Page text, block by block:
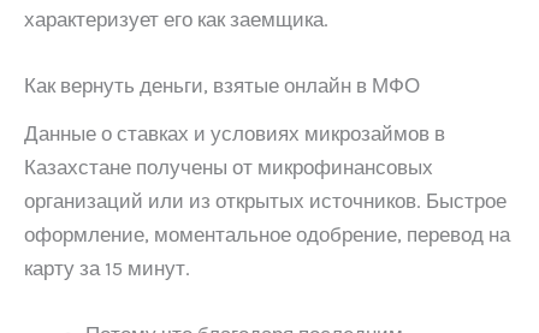
характеризует его как заемщика.
Как вернуть деньги, взятые онлайн в МФО
Данные о ставках и условиях микрозаймов в
Казахстане получены от микрофинансовых
организаций или из открытых источников. Быстрое
оформление, моментальное одобрение, перевод на
карту за 15 минут.